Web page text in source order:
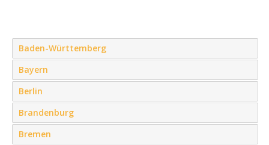
Baden-Württemberg
Bayern
Berlin
Brandenburg
Bremen